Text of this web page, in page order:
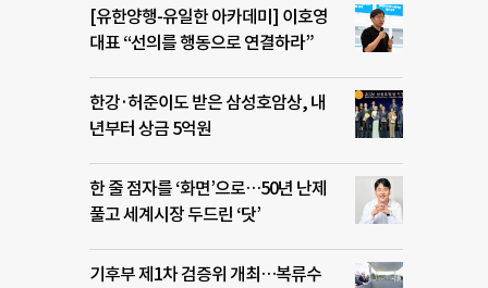
[유한양행-유일한 아카데미] 이호영
대표 “선의를 행동으로 연결하라”
한강·허준이도 받은 삼성호암상, 내
년부터 상금 5억원
한 줄 점자를 ‘화면’으로…50년 난제
풀고 세계시장 두드린 ‘닷’
기후부 제1차 검증위 개최…복류수